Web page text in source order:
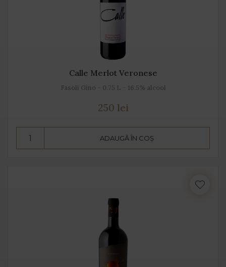
Calle Merlot Veronese
Fasoli Gino - 0.75 L - 16.5% alcool
250 lei
ADAUGĂ ÎN COȘ